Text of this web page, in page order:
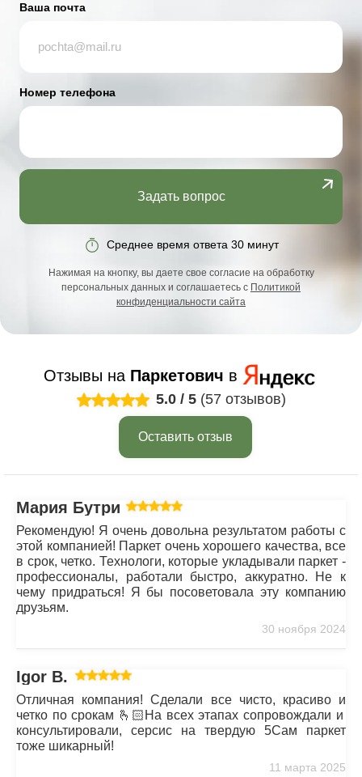
Ваша почта
Номер телефона
Задать вопрос
Среднее время ответа 30 минут
Нажимая на кнопку, вы даете свое согласие на обработку
персональных данных и соглашаетесь с Политикой
конфиденциальности сайта
Отзывы на Паркетович в
5.0 / 5 (57 отзывов)
Оставить отзыв
Мария Бутрим
Рекомендую! Я очень довольна результатом работы с
этой компанией! Паркет очень хорошего качества, все
в срок, четко. Технологи, которые укладывали паркет -
профессионалы, работали быстро, аккуратно. Не к
чему придраться! Я бы посоветовала эту компанию
друзьям.
30 ноября 2024
Igor B.
Отличная компания! Сделали все чисто, красиво и
четко по срокам 🫰🏻На всех этапах сопровождали и
консультировали, серсис на твердую 5Сам паркет
тоже шикарный!
11 марта 2025